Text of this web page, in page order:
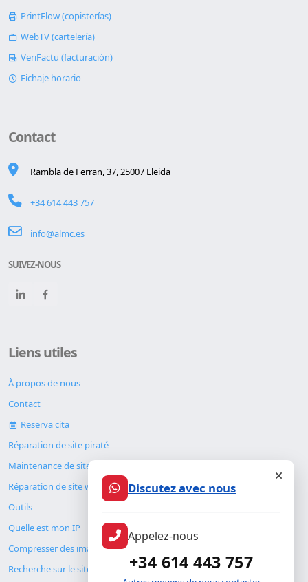
PrintFlow (copisterías)
WebTV (cartelería)
VeriFactu (facturación)
Fichaje horario
Contact
Rambla de Ferran, 37, 25007 Lleida
+34 614 443 757
info@almc.es
SUIVEZ-NOUS
Liens utiles
À propos de nous
Contact
Reserva cita
Réparation de site piraté
Maintenance de site web
Réparation de site web
Outils
Quelle est mon IP
Compresser des images
Recherche sur le site
Discutez avec nous
Appelez-nous
+34 614 443 757